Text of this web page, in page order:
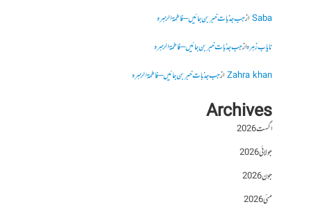
Sabaازجب جذبات خبر بن جائیں – فاطمۃالزہرہ
نایاب زہرہازجب جذبات خبر بن جائیں – فاطمۃالزہرہ
Zahra khanازجب جذبات خبر بن جائیں – فاطمۃالزہرہ
Archives
اگست 2026
جولائی 2026
جون 2026
مئی 2026